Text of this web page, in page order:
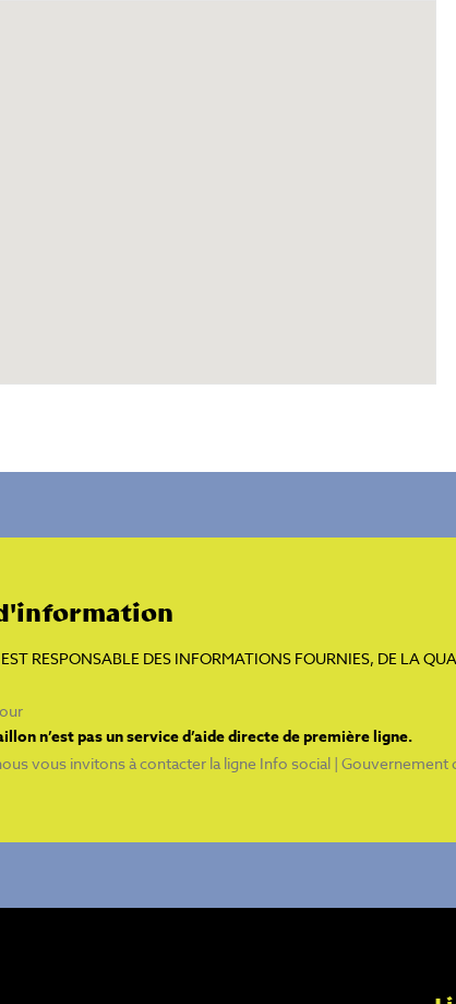
RESPONSABLE DES INFORMATIONS FOURNIES, DE LA
n’est pas un service d’aide directe de première ligne.
vous invitons à contacter la ligne Info social | Gouvernement